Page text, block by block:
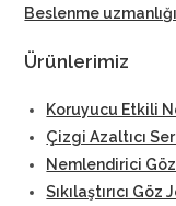
Beslenme
Ürünlerimiz
Koruyucu Etkili
Çizgi Azaltıcı
Nemlendirici
Sıkılaştırıcı Göz